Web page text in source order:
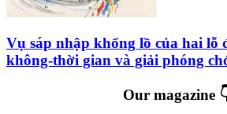
Vụ sáp nhập khổng lồ của hai lỗ
không-thời gian và giải phóng
Our magazine